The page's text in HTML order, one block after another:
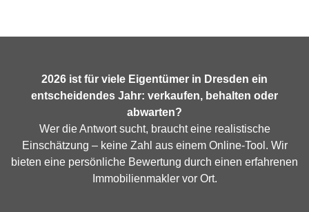
2026 ist für viele Eigentümer in Dresden ein
entscheidendes Jahr: verkaufen, behalten oder
abwarten?
Wer die Antwort sucht, braucht eine realistische
Einschätzung – keine Zahl aus einem Online-Tool. Wir
bieten eine persönliche Bewertung durch einen erfahrenen
Immobilienmakler vor Ort.